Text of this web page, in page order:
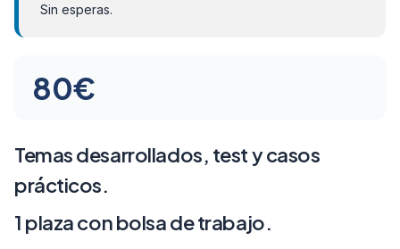
Sin esperas.
80€
Temas desarrollados, test y casos
prácticos.
1 plaza con bolsa de trabajo.